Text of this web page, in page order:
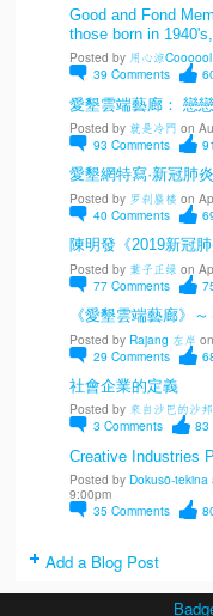
Good and Fond
those born in
Posted by 用心涼Coooool
39 Comments
愛墾雲端藝廊： 戀
Posted by 就是冷門 on
93 Comments 91
愛墾網特寫·新冠肺
Posted by 罗刹蜃楼 on
40 Comments
陳明發《2019新冠肺
Posted by 葉子正绿 on
77 Comments
《愛墾雲端藝廊》
Posted by Rajang 左岸
29 Comments
社會企業的定義
Posted by 來自沙巴的沙邦
3 Comments 83
Creative Industries
Posted by Dokusō-tekina
9:00pm
35 Comments
Add a Blog Post